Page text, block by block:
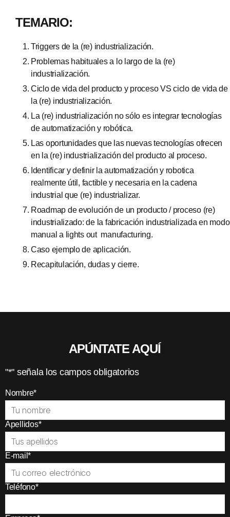
TEMARIO:
Triggers de la (re) industrialización.
Problemas habituales a lo largo de la (re)
industrialización.
Ciclo de vida del producto y proceso VS ciclo de vida de
la (re) industrialización.
La (re) industrialización no sólo es integrar tecnologías
de automatización y robótica.
Las oportunidades que las nuevas tecnologías ofrecen
en la (re) industrialización del producto al proceso.
Identificar y definir la automatización y robotica
realmente útil, factible y necesaria en la cadena
industrial que (re) industrializar.
Roadmap de evolución de un producto / proceso (re)
industrializado: de la fabricación industrializada en modo
manual a lights out manufacturing.
Caso ejemplo de aplicación.
Recapitulación, dudas y cierre.
APÚNTATE AQUÍ
"*" señala los campos obligatorios
Nombre*
Apellidos*
E-mail*
Teléfono*